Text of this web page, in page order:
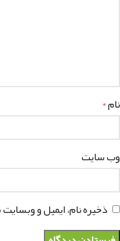
نام*
وب‌ سایت
ذخیره نام، ایمیل و